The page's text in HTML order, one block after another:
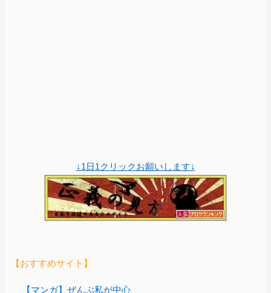
↓1日1クリックお願いします↓
【おすすめサイト】
【マンガ】ぜんぶ私が中心